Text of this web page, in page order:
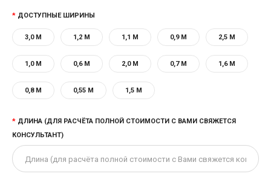
ДОСТУПНЫЕ ШИРИНЫ
3,0 М 1,2 М 1,1 М 0,9 М 2,5 М
1,0 М 0,6 М 2,0 М 0,7 М 1,6 М
0,8 М 0,55 М 1,5 М
ДЛИНА (ДЛЯ РАСЧЁТА ПОЛНОЙ СТОИМОСТИ С ВАМИ СВЯЖЕТСЯ
КОНСУЛЬТАНТ)